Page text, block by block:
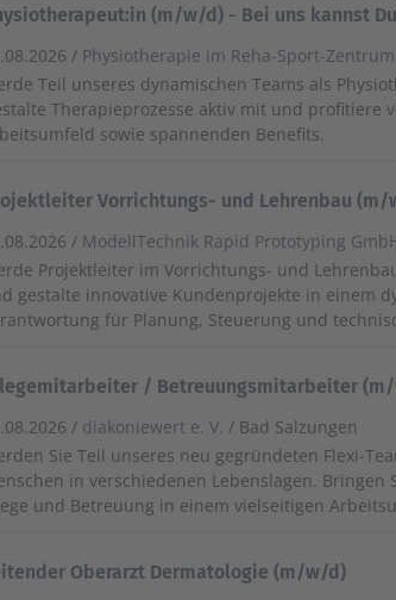
(m/w/d) - Bei uns kannst
/ Physiotherapie im Reha-Sport-
Teil unseres dynamischen Teams als
Therapieprozesse aktiv mit und profitiere
sowie spannenden Benefits.
Vorrichtungs- und Lehrenbau (m/
/ ModellTechnik Rapid Prototyping
Projektleiter im Vorrichtungs- und
gestalte innovative Kundenprojekte in einem
für Planung, Steuerung und
/ Betreuungsmitarbeiter
/ diakoniewert e. V. / Bad Salzungen
Sie Teil unseres neu gegründeten Flexi-
in verschiedenen Lebenslagen. Bringen
und Betreuung in einem vielseitigen
Oberarzt Dermatologie (m/w/d)